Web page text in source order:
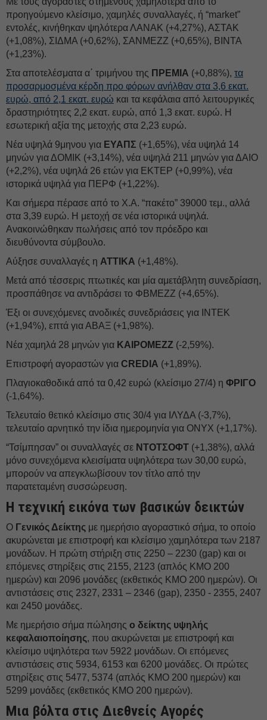
προηγούμενο κλείσιμο, χαμηλές συναλλαγές, ή “market”
εντολές, κινήθηκαν ψηλότερα ΛΑΝΑΚ (+4,27%), ΑΣΤΑΚ
(+1,08%), ΣΙΔΜΑ (+0,62%), ΣΑΝΜΕΖΖ (+0,65%), ΒΙΝΤΑ
(+1,23%).
Στα αποτελέσματα α΄ τριμήνου της ΠΡΕΜΙΑ (+0,88%), τα
προσαρμοσμένα κέρδη προ φόρων ανήλθαν στα 3,6 εκατ.
ευρώ, από 2,1 εκατ. ευρώ και τα κεφάλαια από λειτουργικές
δραστηριότητες 2,2 εκατ. ευρώ, από 1,3 εκατ. ευρώ. Η
εσωτερική αξία της μετοχής στα 2,23 ευρώ.
Νέα υψηλά 9μηνου για ΕΥΑΠΣ (+1,65%), νέα υψηλά 14
μηνών για ΔΟΜΙΚ (+3,14%), νέα υψηλά 211 μηνών για ΔΑΙΟ
(+2,2%), νέα υψηλά 26 ετών για ΕΚΤΕΡ (+0,99%), νέα
ιστορικά υψηλά για ΠΕΡΦ (+1,22%).
Και σήμερα πέρασε από το Χ.Α. “πακέτο” 39000 τεμ., αλλά
στα 3,39 ευρώ. Η μετοχή σε νέα ιστορικά υψηλά.
Ανακοινώθηκαν πωλήσεις από τον πρόεδρο και
διευθύνοντα σύμβουλο.
Αύξησε συναλλαγές η ΑΤΤΙΚΑ (+1,48%).
Μετά από τέσσερις πτωτικές και μία αμετάβλητη συνεδρίαση,
προσπάθησε να αντιδράσει το ΦΒΜΕΖΖ (+4,65%).
Έξι οι συνεχόμενες ανοδικές συνεδριάσεις για ΙΝΤΕΚ
(+1,94%), επτά για ΑΒΑΞ (+1,98%).
Νέα χαμηλά 28 μηνών για ΚΑΙΡΟΜΕΖΖ (-2,59%).
Επιστροφή αγοραστών για CREDIA (+1,89%).
Πλαγιοκαθοδικά από τα 0,42 ευρώ (κλείσιμο 27/4) η ΦΡΙΓΟ
(-1,64%).
Τελευταίο θετικό κλείσιμο στις 30/4 για ΙΛΥΔΑ (-3,7%),
τελευταίο αρνητικό την ίδια ημερομηνία για ONYX (+1,17%).
“Τσίμπησαν” οι συναλλαγές σε ΝΤΟΤΣΟΦΤ (+1,38%), αλλά
μόνο συνεχόμενα κλεισίματα υψηλότερα των 30,00 ευρώ,
μπορούν να απεγκλωβίσουν τον τίτλο από την
παρατεταμένη συσσώρευση.
Η τεχνική εικόνα των βασικών δεικτών
Ο Γενικός Δείκτης με ημερήσιο αγοραστικό σήμα, το οποίο
ακυρώνεται με επιστροφή και κλείσιμο χαμηλότερα των 2187
μονάδων. Η πρώτη στήριξη στις 2250 – 2230 (gap) και οι
επόμενες στηρίξεις στις 2155, 2123 (απλός ΚΜΟ 200
ημερών) και 2096 μονάδες (εκθετικός ΚΜΟ 200 ημερών). Οι
αντιστάσεις στις 2327, 2331 – 2346 (gap), 2350 - 2355, 2407
και 2450 μονάδες.
Με ημερήσιο σήμα πώλησης ο δείκτης υψηλής
κεφαλαιοποίησης, που ακυρώνεται με επιστροφή και
κλείσιμο υψηλότερα των 5922 μονάδων. Οι επόμενες
αντιστάσεις στις 5934, 6153 και 6200 μονάδες. Οι πρώτες
στηρίξεις στις 5477, 5374 (απλός ΚΜΟ 200 ημερών) και
5299 μονάδες (εκθετικός ΚΜΟ 200 ημερών).
Μια βόλτα στις Διεθνείς Αγορές